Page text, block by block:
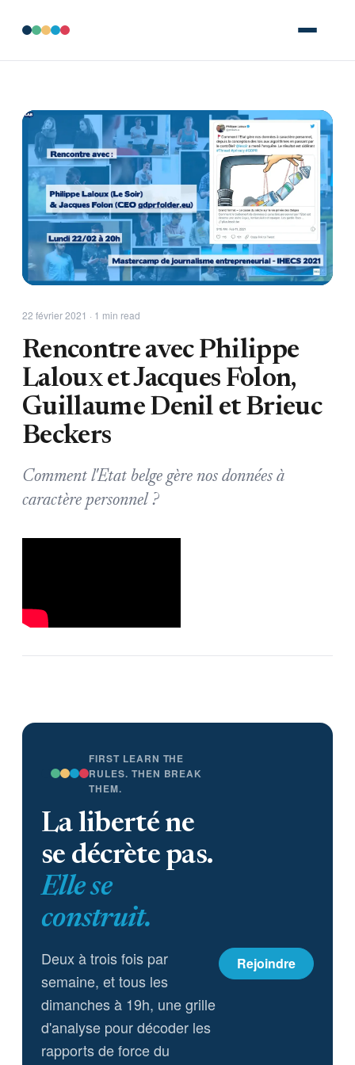
22 février 2021 · 1 min read
Rencontre avec Philippe
Laloux et Jacques Folon,
Guillaume Denil et Brieuc
Beckers
Comment l'Etat belge gère nos données à
caractère personnel ?
FIRST LEARN THE
RULES. THEN BREAK
THEM.
La liberté ne
se décrète pas.
Elle se
construit.
Deux à trois fois par
semaine, et tous les
dimanches à 19h, une grille
d'analyse pour décoder les
rapports de force du
Rejoindre